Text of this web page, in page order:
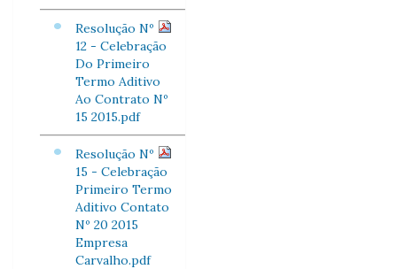
Resolução Nº
12 - Celebração
Do Primeiro
Termo Aditivo
Ao Contrato Nº
15 2015.pdf
Resolução Nº
15 - Celebração
Primeiro Termo
Aditivo Contato
Nº 20 2015
Empresa
Carvalho.pdf